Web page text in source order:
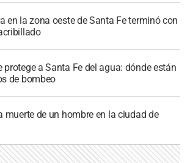
en la zona oeste de Santa Fe terminó con
protege a Santa Fe del agua: dónde están
de bombeo
muerte de un hombre en la ciudad de